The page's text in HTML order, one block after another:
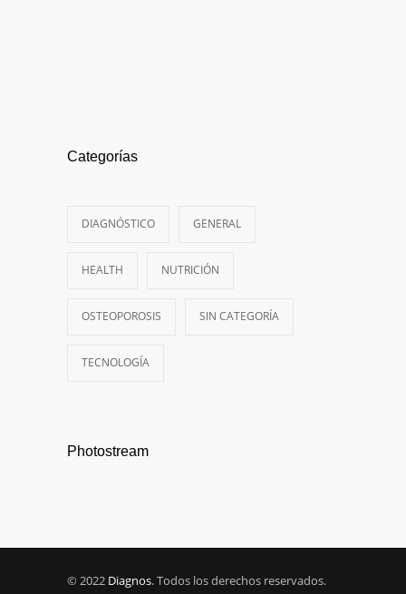
Categorías
DIAGNÓSTICO GENERAL
HEALTH NUTRICIÓN
OSTEOPOROSIS SIN CATEGORÍA
TECNOLOGÍA
Photostream
© 2022 Diagnos. Todos los derechos reservados.